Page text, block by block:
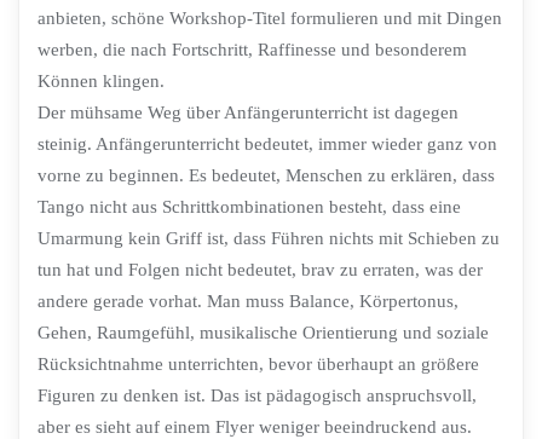
anbieten, schöne Workshop-Titel formulieren und mit Dingen
werben, die nach Fortschritt, Raffinesse und besonderem
Können klingen.
Der mühsame Weg über Anfängerunterricht ist dagegen
steinig. Anfängerunterricht bedeutet, immer wieder ganz von
vorne zu beginnen. Es bedeutet, Menschen zu erklären, dass
Tango nicht aus Schrittkombinationen besteht, dass eine
Umarmung kein Griff ist, dass Führen nichts mit Schieben zu
tun hat und Folgen nicht bedeutet, brav zu erraten, was der
andere gerade vorhat. Man muss Balance, Körpertonus,
Gehen, Raumgefühl, musikalische Orientierung und soziale
Rücksichtnahme unterrichten, bevor überhaupt an größere
Figuren zu denken ist. Das ist pädagogisch anspruchsvoll,
aber es sieht auf einem Flyer weniger beeindruckend aus.